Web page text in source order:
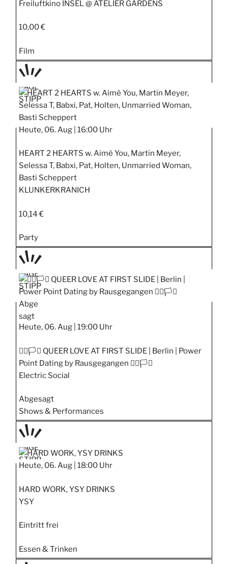
Freiluftkino INSEL @ ATELIER GARDENS
10,00 €
Film
TAGE
STIPP
Heute, 06. Aug | 16:00 Uhr
HEART 2 HEARTS w. Aimè You, Martin Meyer,
Selessa T, Babxi, Pat, Holten, Unmarried Woman,
Basti Scheppert
KLUNKERKRANICH
10,14 €
Party
TAGE
STIPP
Abge
sagt
Heute, 06. Aug | 19:00 Uhr
🏳️‍🌈🏳️‍⚧️ QUEER LOVE AT FIRST SLIDE | Berlin | Power
Point Dating by Rausgegangen 🏳️‍🌈🏳️‍⚧️
Electric Social
Abgesagt
Shows & Performances
TAGE
STIPP
Heute, 06. Aug | 18:00 Uhr
HARD WORK, YSY DRINKS
YSY
Eintritt frei
Essen & Trinken